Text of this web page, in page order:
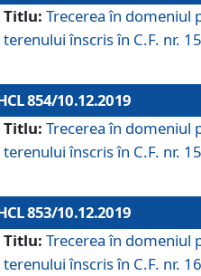
Titlu: Trecerea în domeniul
terenului înscris în C.F. nr.
854/10.12.2019
Titlu: Trecerea în domeniul
terenului înscris în C.F. nr.
853/10.12.2019
Titlu: Trecerea în domeniul
terenului înscris în C.F. nr.